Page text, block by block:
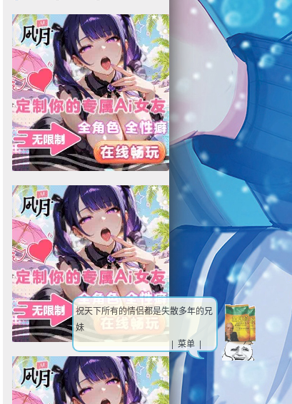
祝天下所有的情侣都是失散多年的兄
妹
| 菜单 |